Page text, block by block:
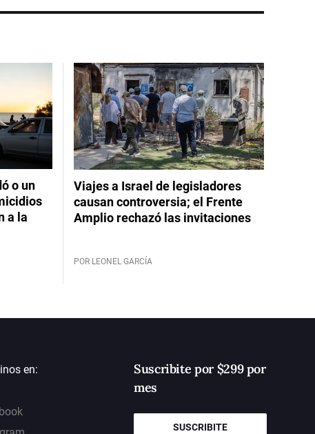
o un
a la
Viajes a Israel de legisladores
causan controversia; el Frente
Amplio rechazó las invitaciones
POR LEONEL GARCÍA
en:
Suscribite por $299 por
mes
SUSCRIBITE